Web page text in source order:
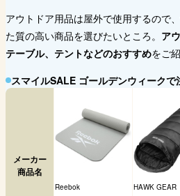
アウトドア用品は屋外で使用するので
た質の高い商品を選びたいところ。 ア
テーブル、テントなどのおすすめをご
スマイルSALE ゴールデンウィーク
メーカー
商品名
Reebok HAWK GEAR